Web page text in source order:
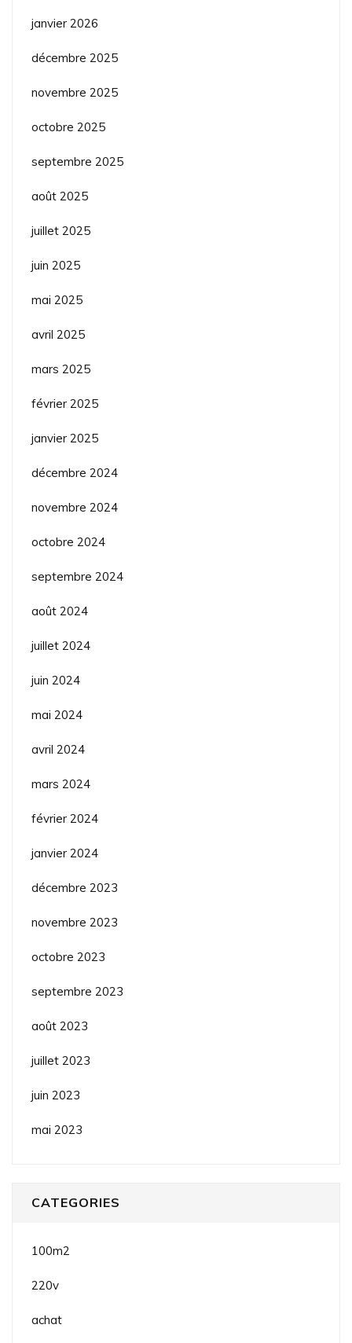
janvier 2026
décembre 2025
novembre 2025
octobre 2025
septembre 2025
août 2025
juillet 2025
juin 2025
mai 2025
avril 2025
mars 2025
février 2025
janvier 2025
décembre 2024
novembre 2024
octobre 2024
septembre 2024
août 2024
juillet 2024
juin 2024
mai 2024
avril 2024
mars 2024
février 2024
janvier 2024
décembre 2023
novembre 2023
octobre 2023
septembre 2023
août 2023
juillet 2023
juin 2023
mai 2023
CATEGORIES
100m2
220v
achat